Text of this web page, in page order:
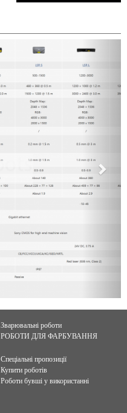
Зварювальні роботи
РОБОТИ ДЛЯ ФАРБУВАННЯ
Спеціальні пропозиції
Купити роботів
Роботи бувші у використанні